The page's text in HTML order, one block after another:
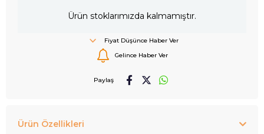
Ürün stoklarımızda kalmamıştır.
Fiyat Düşünce Haber Ver
Gelince Haber Ver
Paylaş
Ürün Özellikleri